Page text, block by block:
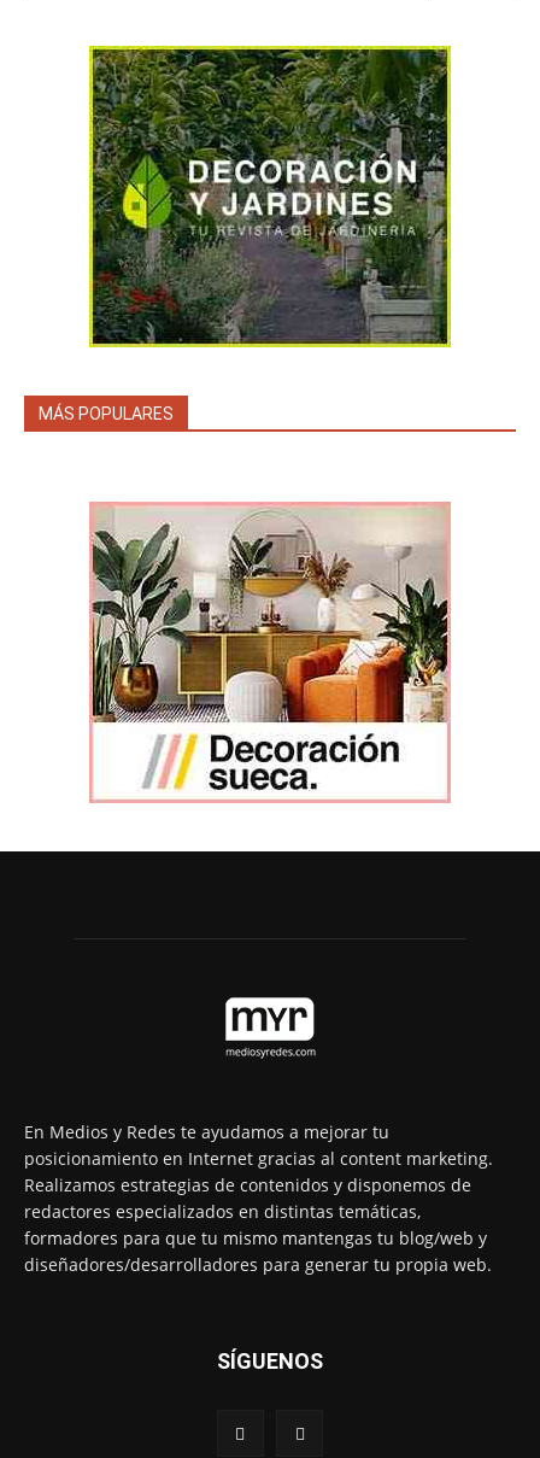
MÁS POPULARES
En Medios y Redes te ayudamos a mejorar tu
posicionamiento en Internet gracias al content marketing.
Realizamos estrategias de contenidos y disponemos de
redactores especializados en distintas temáticas,
formadores para que tu mismo mantengas tu blog/web y
diseñadores/desarrolladores para generar tu propia web.
SÍGUENOS